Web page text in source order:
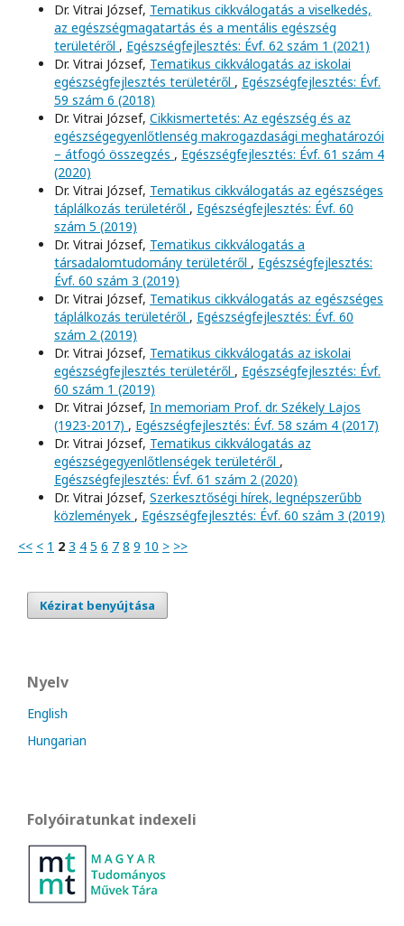
Dr. Vitrai József, Tematikus cikkválogatás a viselkedés,
az egészségmagatartás és a mentális egészség
területéről , Egészségfejlesztés: Évf. 62 szám 1 (2021)
Dr. Vitrai József, Tematikus cikkválogatás az iskolai
egészségfejlesztés területéről , Egészségfejlesztés: Évf.
59 szám 6 (2018)
Dr. Vitrai József, Cikkismertetés: Az egészség és az
egészségegyenlőtlenség makrogazdasági meghatározói
– átfogó összegzés , Egészségfejlesztés: Évf. 61 szám 4
(2020)
Dr. Vitrai József, Tematikus cikkválogatás az egészséges
táplálkozás területéről , Egészségfejlesztés: Évf. 60
szám 5 (2019)
Dr. Vitrai József, Tematikus cikkválogatás a
társadalomtudomány területéről , Egészségfejlesztés:
Évf. 60 szám 3 (2019)
Dr. Vitrai József, Tematikus cikkválogatás az egészséges
táplálkozás területéről , Egészségfejlesztés: Évf. 60
szám 2 (2019)
Dr. Vitrai József, Tematikus cikkválogatás az iskolai
egészségfejlesztés területéről , Egészségfejlesztés: Évf.
60 szám 1 (2019)
Dr. Vitrai József, In memoriam Prof. dr. Székely Lajos
(1923-2017) , Egészségfejlesztés: Évf. 58 szám 4 (2017)
Dr. Vitrai József, Tematikus cikkválogatás az
egészségegyenlőtlenségek területéről ,
Egészségfejlesztés: Évf. 61 szám 2 (2020)
Dr. Vitrai József, Szerkesztőségi hírek, legnépszerűbb
közlemények , Egészségfejlesztés: Évf. 60 szám 3 (2019)
<< < 1 2 3 4 5 6 7 8 9 10 > >>
Kézirat benyújtása
Nyelv
English
Hungarian
Folyóiratunkat indexeli